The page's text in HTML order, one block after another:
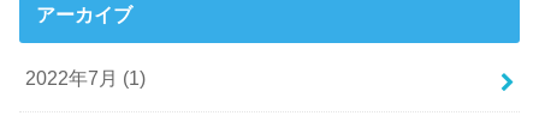
アーカイブ
2022年7月 (1)